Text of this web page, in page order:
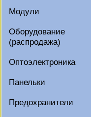
Модули
Оборудование
(распродажа)
Оптоэлектроника
Панельки
Предохранители